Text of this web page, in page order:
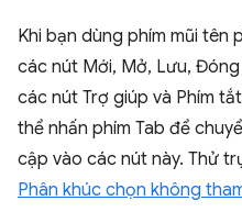
Khi bạn dùng phím mũi tên
các nút Mới, Mở, Lưu,
các nút Trợ giúp và Phím
thể nhấn phím Tab để
cập vào các nút này. Thử
Phân khúc chọn không